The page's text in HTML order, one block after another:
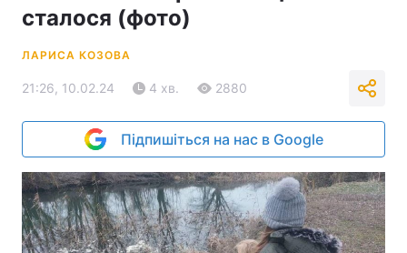
сталося (фото)
ЛАРИСА КОЗОВА
21:26, 10.02.24 4 хв. 2880
Підпишіться на нас в Google